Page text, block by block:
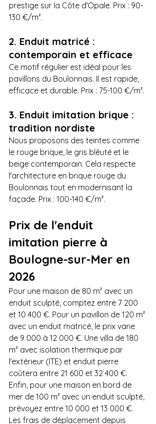
prestige sur la Côte d'Opale. Prix : 90-
130 €/m².
2. Enduit matricé :
contemporain et efficace
Ce motif régulier est idéal pour les
pavillons du Boulonnais. Il est rapide,
efficace et durable. Prix : 75-100 €/m².
3. Enduit imitation brique :
tradition nordiste
Nous proposons des teintes comme
le rouge brique, le gris blêuté et le
beige contemporain. Cela respecte
l'architecture en brique rouge du
Boulonnais tout en modernisant la
façade. Prix : 100-140 €/m².
Prix de l'enduit
imitation pierre à
Boulogne-sur-Mer en
2026
Pour une maison de 80 m² avec un
enduit sculpté, comptez entre 7 200
et 10 400 €. Pour un pavillon de 120 m²
avec un enduit matricé, le prix varie
de 9 000 à 12 000 €. Une villa de 180
m² avec isolation thermique par
l'extérieur (ITE) et enduit pierre
coûtera entre 21 600 et 32 400 €.
Enfin, pour une maison en bord de
mer de 100 m² avec un enduit sculpté,
prévoyez entre 10 000 et 13 000 €.
Les frais de déplacement depuis